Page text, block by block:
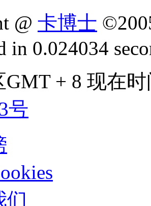
@ 卡博士
in 0.024034
GMT + 8 现在
号
们